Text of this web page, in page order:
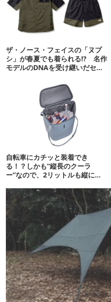
ザ・ノース・フェイスの「ヌプ
シ」が春夏でも着られる!? 名作
モデルのDNAを受け継いだセッ
自転車にカチッと装着でき
る！？しかも“縦長のクーラ
ー”なので、2リットルも縦に入